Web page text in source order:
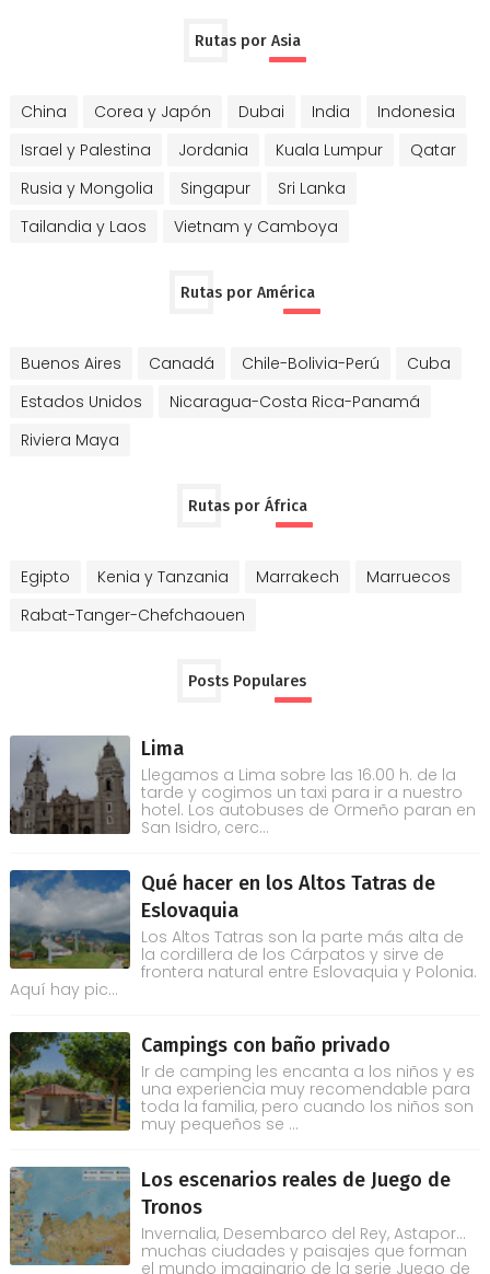
Rutas por Asia
China Corea y Japón Dubai India
Indonesia
Israel y Palestina
Jordania Kuala Lumpur
Qatar
Rusia y Mongolia
Singapur
Sri Lanka
Tailandia y Laos
Vietnam y Camboya
Rutas por América
Buenos Aires Canadá Chile-Bolivia-Perú
Cuba
Estados Unidos
Nicaragua-Costa Rica-Panamá
Riviera Maya
Rutas por África
Egipto Kenia y Tanzania Marrakech
Marruecos
Rabat-Tanger-Chefchaouen
Posts Populares
Lima
Llegamos a Lima sobre las 16.00 h. de la
tarde y cogimos un taxi para ir a nuestro
hotel. Los autobuses de Ormeño paran en
San Isidro, cerc...
Qué hacer en los Altos Tatras de
Eslovaquia
Los Altos Tatras son la parte más alta de
la cordillera de los Cárpatos y sirve de
frontera natural entre Eslovaquia y Polonia.
Aquí hay pic...
Campings con baño privado
Ir de camping les encanta a los niños y es
una experiencia muy recomendable para
toda la familia, pero cuando los niños son
muy pequeños se ...
Los escenarios reales de Juego de
Tronos
Invernalia, Desembarco del Rey, Astapor...
muchas ciudades y paisajes que forman
el mundo imaginario de la serie Juego de